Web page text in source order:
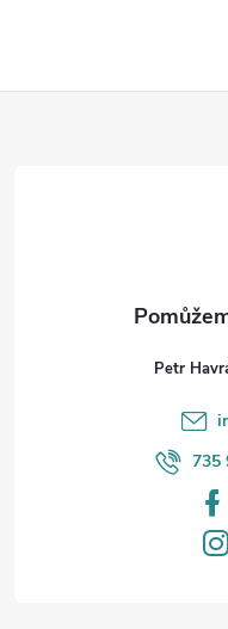
Petr
735